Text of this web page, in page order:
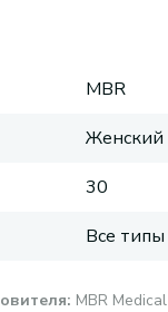
MBR
Женский
30
Все
: MBR